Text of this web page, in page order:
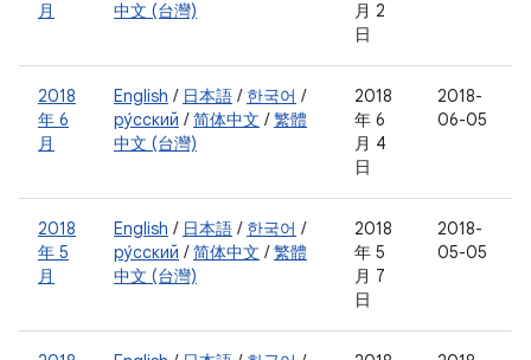
月
中文 (台灣)
月 2
日
2018
年 6
月
English / 日本語 / 한국어 /
ру́сский /简体中文 /繁體
中文 (台灣)
2018
年 6
月 4
日
2018-
06-05
2018
年 5
月
English / 日本語 / 한국어 /
ру́сский /简体中文 /繁體
中文 (台灣)
2018
年 5
月 7
日
2018-
05-05